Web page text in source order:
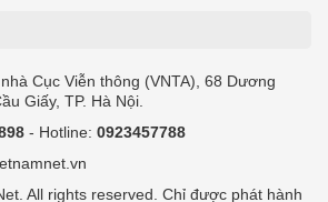
Cục Viễn thông (VNTA), 68 Dương
Giấy, TP. Hà Nội.
- Hotline: 0923457788
All rights reserved. Chỉ được phát hành